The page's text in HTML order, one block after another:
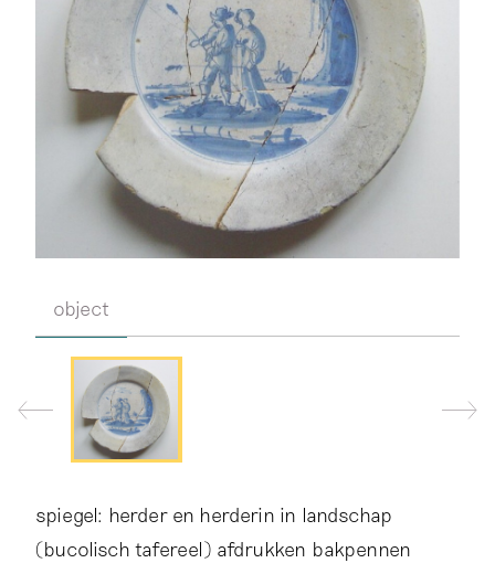
object
spiegel: herder en herderin in landschap
(bucolisch tafereel) afdrukken bakpennen